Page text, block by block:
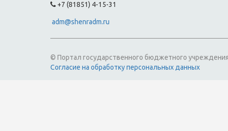
+7 (81851) 4-15-31
adm@shenradm.ru
© Портал государственного бюджетного
Согласие на обработку персональных данных